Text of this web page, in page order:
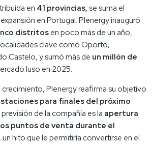
en 41 provincias, se suma el
en Portugal. Plenergy inauguró
distritos en poco más de un año,
clave como Oporto,
Castelo, y sumó más de un millón de
luso en 2025.
Plenergy reafirma su objetivo
para finales del próximo
de la compañía es la apertura
puntos de venta durante el
, un hito que le permitiría convertirse en el